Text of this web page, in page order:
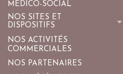
MÉDICO-SOCIAL
NOS SITES ET
DISPOSITIFS
NOS ACTIVITÉS
COMMERCIALES
NOS PARTENAIRES